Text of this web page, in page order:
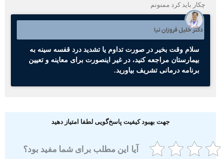
باید کرد ممنونم
دکتر خلیل فروزان نیا
سلام وقت بخیر در صورت تداوم یا تشدید درد قفسه سینه به
بیمارستان مراجعه کنید، در غیر اینصورت برای معاینه و تعیین
برنامه درمانی تشریف بیاورید.
جهت بهبود کیفیت پاسخ‌گویی لطفا امتیاز دهید
آیا این مطلب برای شما مفید بود؟